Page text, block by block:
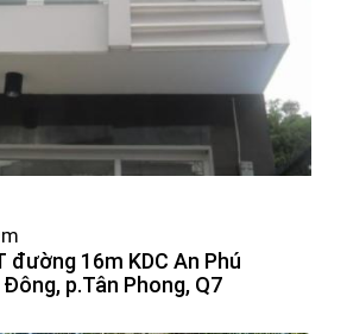
đường 16m KDC An Phú
p.Tân Phong, Q7